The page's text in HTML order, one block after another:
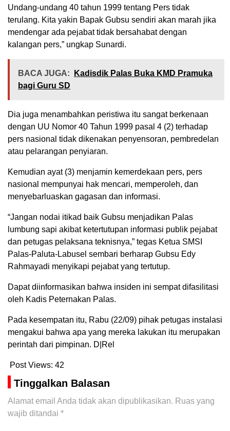
Undang-undang 40 tahun 1999 tentang Pers tidak
terulang. Kita yakin Bapak Gubsu sendiri akan marah jika
mendengar ada pejabat tidak bersahabat dengan
kalangan pers,” ungkap Sunardi.
BACA JUGA:
Kadisdik Palas Buka KMD Pramuka
bagi Guru SD
Dia juga menambahkan peristiwa itu sangat berkenaan
dengan UU Nomor 40 Tahun 1999 pasal 4 (2) terhadap
pers nasional tidak dikenakan penyensoran, pembredelan
atau pelarangan penyiaran.
Kemudian ayat (3) menjamin kemerdekaan pers, pers
nasional mempunyai hak mencari, memperoleh, dan
menyebarluaskan gagasan dan informasi.
“Jangan nodai itikad baik Gubsu menjadikan Palas
lumbung sapi akibat ketertutupan informasi publik pejabat
dan petugas pelaksana teknisnya,” tegas Ketua SMSI
Palas-Paluta-Labusel sembari berharap Gubsu Edy
Rahmayadi menyikapi pejabat yang tertutup.
Dapat diinformasikan bahwa insiden ini sempat difasilitasi
oleh Kadis Peternakan Palas.
Pada kesempatan itu, Rabu (22/09) pihak petugas instalasi
mengakui bahwa apa yang mereka lakukan itu merupakan
perintah dari pimpinan. D|Rel
Post Views: 42
Tinggalkan Balasan
Alamat email Anda tidak akan dipublikasikan. Ruas yang
wajib ditandai *